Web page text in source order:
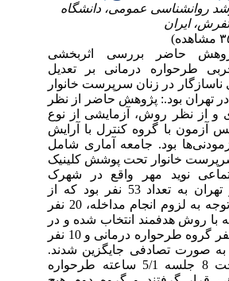
روانشناسی عمومی، دانشگاه
ایران
حاضر بررسی اثربخشی
طرحواره درمانی بر تعدیل
در زنان سرپرست خانوار
تهران بود.:پژوهش حاضر از نظر
از نظر روش، آزمایشی از نوع
آزمون با گروه کنترل با آرایش
بود.جامعه آماری شامل
خانوار تحت پوشش کلینیک
نوید مهر واقع در شهرک
ولیعصر شهر تهران به تعداد 53 نفر بود که از
به
لزوم انجام مداخله، 20 نفر
با روش هدفمند انتخاب شده و در
دو گروه (10 نفر گروه طرحواره درمانی و 10 نفر
صورت تصادفی جایگزین شدند.
گروه اول تحت 8 جلسه 5/1 ساعته طرحواره